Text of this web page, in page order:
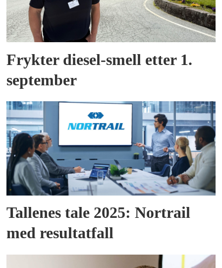
Frykter diesel-smell etter 1.
september
Tallenes tale 2025: Nortrail
med resultatfall